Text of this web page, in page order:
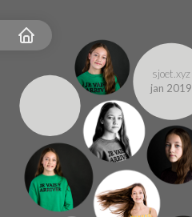
sjoet.xyz
jan 2019